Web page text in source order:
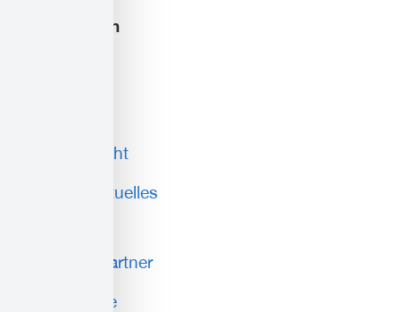
Informieren
Wasserwacht
News & Aktuelles
Ansprechpartner
Compliance